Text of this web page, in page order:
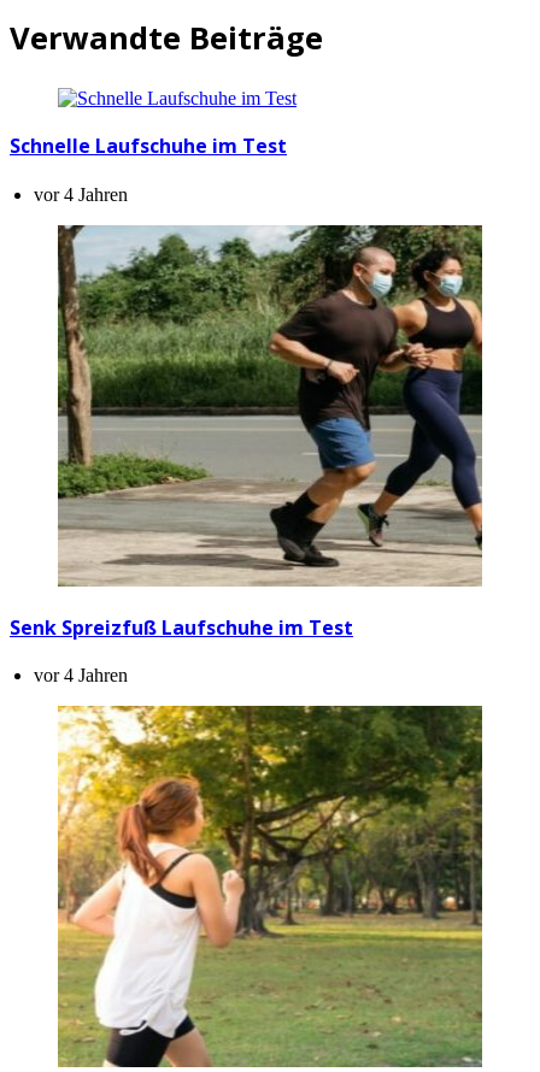
Verwandte Beiträge
Schnelle Laufschuhe im Test
vor 4 Jahren
Senk Spreizfuß Laufschuhe im Test
vor 4 Jahren